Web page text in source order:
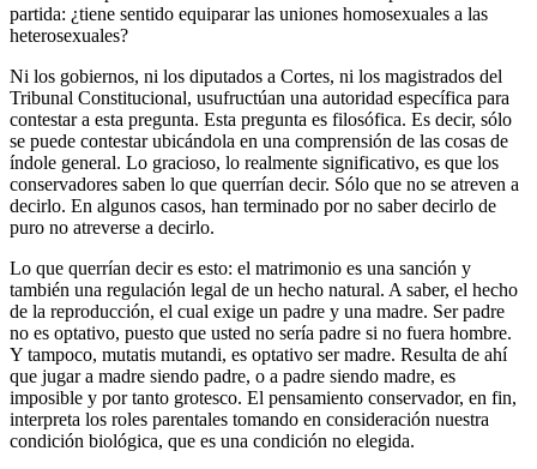
partida: ¿tiene sentido equiparar las uniones homosexuales a las
heterosexuales?
Ni los gobiernos, ni los diputados a Cortes, ni los magistrados del
Tribunal Constitucional, usufructúan una autoridad específica para
contestar a esta pregunta. Esta pregunta es filosófica. Es decir, sólo
se puede contestar ubicándola en una comprensión de las cosas de
índole general. Lo gracioso, lo realmente significativo, es que los
conservadores saben lo que querrían decir. Sólo que no se atreven a
decirlo. En algunos casos, han terminado por no saber decirlo de
puro no atreverse a decirlo.
Lo que querrían decir es esto: el matrimonio es una sanción y
también una regulación legal de un hecho natural. A saber, el hecho
de la reproducción, el cual exige un padre y una madre. Ser padre
no es optativo, puesto que usted no sería padre si no fuera hombre.
Y tampoco, mutatis mutandi, es optativo ser madre. Resulta de ahí
que jugar a madre siendo padre, o a padre siendo madre, es
imposible y por tanto grotesco. El pensamiento conservador, en fin,
interpreta los roles parentales tomando en consideración nuestra
condición biológica, que es una condición no elegida.